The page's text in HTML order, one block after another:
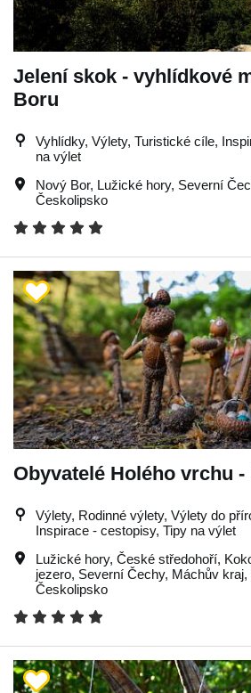
Jelení skok - vyhlídkové
Boru
Vyhlídky, Výlety, Turistické cíle,
na výlet
Nový Bor, Lužické hory, Severní
Českolipsko
Obyvatelé Holého vrchu -
Výlety, Rodinné výlety, Výlety do
Inspirace - cestopisy, Tipy na výlet
Lužické hory, České středohoří,
jezero, Severní Čechy, Máchův kraj,
Českolipsko